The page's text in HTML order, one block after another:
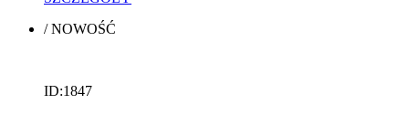
/NOWOŚĆ
ID:1847